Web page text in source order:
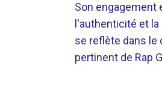
Son engagement
l'authenticité et
se reflète dans le
pertinent de Rap